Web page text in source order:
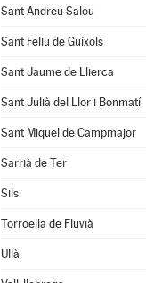
Sant Andreu Salou
Sant Feliu de Guíxols
Sant Jaume de Llierca
Sant Julià del Llor i Bonmatí
Sant Miquel de Campmajor
Sarrià de Ter
Sils
Torroella de Fluvià
Ullà